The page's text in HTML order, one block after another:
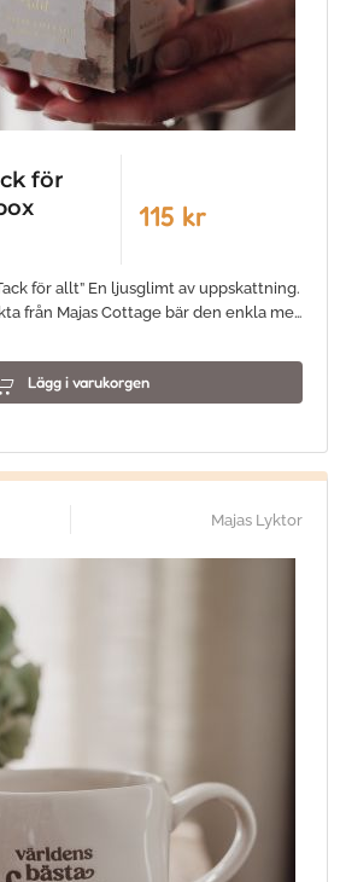
för
115 kr
för allt” En ljusglimt av uppskattning.
från Majas Cottage bär den enkla me…
Lägg i varukorgen
Majas Lyktor